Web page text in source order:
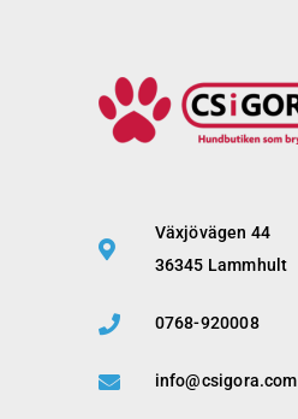
Växjövägen 44
36345 Lammhult
0768-920008
info@csigora.com